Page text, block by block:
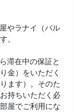
やラナイ（バル
。
滞在中の保証と
金）をいただく
ます）。そのた
持ちいただく必
屋でご利用にな